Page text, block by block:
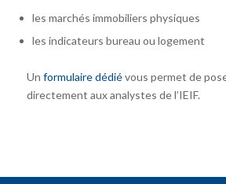
les marchés immobiliers physiques
les indicateurs bureau ou logement
Un formulaire dédiévous permet de
directement aux analystes de l’IEIF.